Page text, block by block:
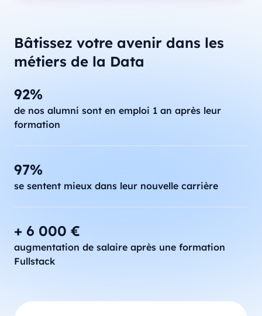
Bâtissez votre avenir dans les
métiers de la Data
92%
de nos alumni sont en emploi 1 an après leur
formation
97%
se sentent mieux dans leur nouvelle carrière
+ 6 000 €
augmentation de salaire après une formation
Fullstack